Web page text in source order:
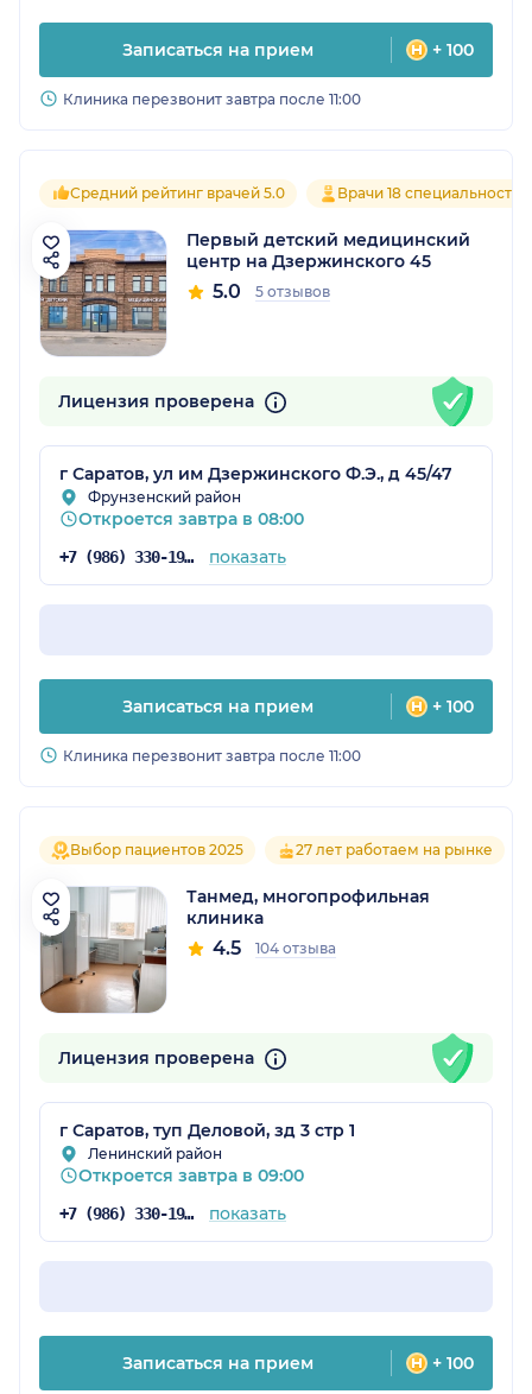
Записаться на прием + 100
Клиника перезвонит завтра после 11:00
Средний рейтинг врачей 5.0 Врачи 18 специальностей
Первый детский медицинский
центр на Дзержинского 45
5.0 5 отзывов
Лицензия проверена
г Саратов, ул им Дзержинского Ф.Э., д 45/47
Фрунзенский район
Откроется завтра в 08:00
+7 (986) 330-19-25 показать
Записаться на прием + 100
Клиника перезвонит завтра после 11:00
Выбор пациентов 2025 27 лет работаем на рынке
Танмед, многопрофильная
клиника
4.5 104 отзыва
Лицензия проверена
г Саратов, туп Деловой, зд 3 стр 1
Ленинский район
Откроется завтра в 09:00
+7 (986) 330-19-26 показать
Записаться на прием + 100